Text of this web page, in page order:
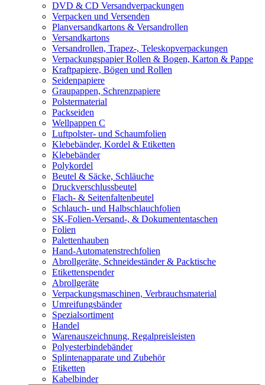
DVD & CD Versandverpackungen
Verpacken und Versenden
Planversandkartons & Versandrollen
Versandkartons
Versandrollen, Trapez-, Teleskopverpackungen
Verpackungspapier Rollen & Bogen, Karton & Pappe
Kraftpapiere, Bögen und Rollen
Seidenpapiere
Graupappen, Schrenzpapiere
Polstermaterial
Packseiden
Wellpappen C
Luftpolster- und Schaumfolien
Klebebänder, Kordel & Etiketten
Klebebänder
Polykordel
Beutel & Säcke, Schläuche
Druckverschlussbeutel
Flach- & Seitenfaltenbeutel
Schlauch- und Halbschlauchfolien
SK-Folien-Versand-, & Dokumententaschen
Folien
Palettenhauben
Hand-Automatenstrechfolien
Abrollgeräte, Schneideständer & Packtische
Etikettenspender
Abrollgeräte
Verpackungsmaschinen, Verbrauchsmaterial
Umreifungsbänder
Spezialsortiment
Handel
Warenauszeichnung, Regalpreisleisten
Polyesterbindebänder
Splintenapparate und Zubehör
Etiketten
Kabelbinder